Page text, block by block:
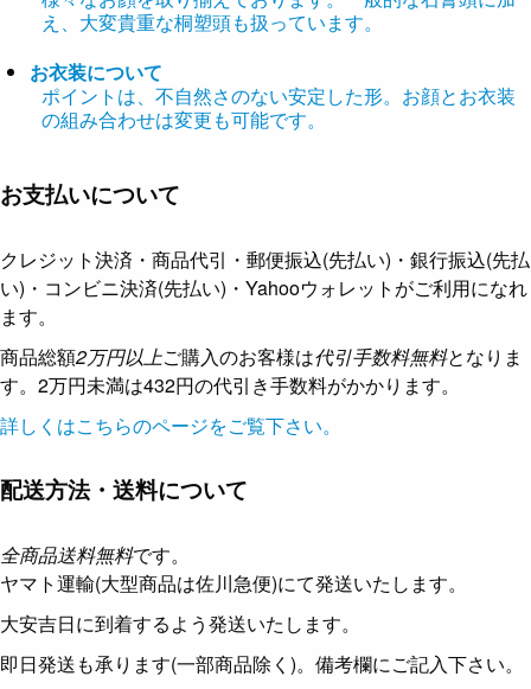
え、大変貴重な桐塑頭も扱っています。
お衣装について
ポイントは、不自然さのない安定した形。お顔とお衣装
の組み合わせは変更も可能です。
お支払いについて
クレジット決済・商品代引・郵便振込(先払い)・銀行振込(先払
い)・コンビニ決済(先払い)・Yahooウォレットがご利用になれ
ます。
商品総額2万円以上ご購入のお客様は代引手数料無料となりま
す。2万円未満は432円の代引き手数料がかかります。
詳しくはこちらのページをご覧下さい。
配送方法・送料について
全商品送料無料です。
ヤマト運輸(大型商品は佐川急便)にて発送いたします。
大安吉日に到着するよう発送いたします。
即日発送も承ります(一部商品除く)。備考欄にご記入下さい。